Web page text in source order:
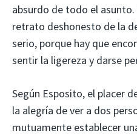
absurdo de todo el asunto.
retrato deshonesto de la
serio, porque hay que
sentir la ligereza y darse
Según Esposito, el placer
la alegría de ver a dos
mutuamente establecer